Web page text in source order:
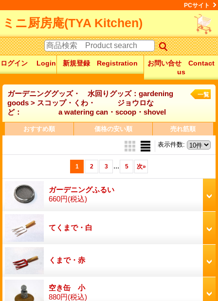
PCサイト
ミニ厨房庵(TYA Kitchen)
ログイン Login 新規登録 Registration
お問い合せ Contact
us
ガーデニンググッズ・ 水回りグッズ：gardening
goods > スコップ・くわ・ ジョウロな
ど： a watering can・scoop・shovel
一覧
おすすめ順 価格の安い順 売れ筋順
表示件数:
1 2 3 ... 5 次»
ガーデニングふるい
660円(税込)
てくまで・白
くまで・赤
空き缶 小
880円(税込)